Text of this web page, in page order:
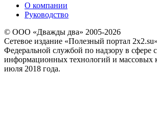
О компании
Руководство
© ООО «Дважды два» 2005-2026
Сетевое издание «Полезный портал
Федеральной службой по надзору в сфере
информационных технологий и массовых
июля 2018 года.